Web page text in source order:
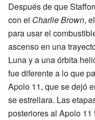
Después de que
con el Charlie Brown,
para usar el
ascenso en una
Luna y a una órbita
fue diferente a lo que
Apolo 11, que se dejó
se estrellara. Las
posteriores al Apolo